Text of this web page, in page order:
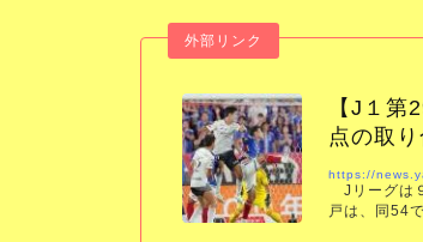
【J１
点の取
https://
Jリーグは
戸は、同54